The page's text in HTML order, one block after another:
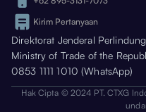
Kirim Pertanyaan
Direktorat Jenderal
Ministry of Trade of the
0853 1111 1010 (WhatsApp)
Hak Cipta © 2024 PT. CTXG